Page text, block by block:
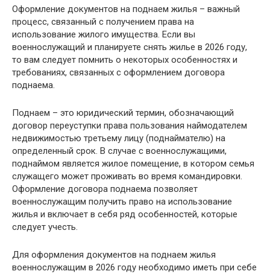
Оформление документов на поднаем жилья – важный
процесс, связанный с получением права на
использование жилого имущества. Если вы
военнослужащий и планируете снять жилье в 2026 году,
то вам следует помнить о некоторых особенностях и
требованиях, связанных с оформлением договора
поднаема.
Поднаем – это юридический термин, обозначающий
договор переуступки права пользования наймодателем
недвижимостью третьему лицу (поднаймателю) на
определенный срок. В случае с военнослужащими,
поднаймом является жилое помещение, в котором семья
служащего может проживать во время командировки.
Оформление договора поднаема позволяет
военнослужащим получить право на использование
жилья и включает в себя ряд особенностей, которые
следует учесть.
Для оформления документов на поднаем жилья
военнослужащим в 2026 году необходимо иметь при себе